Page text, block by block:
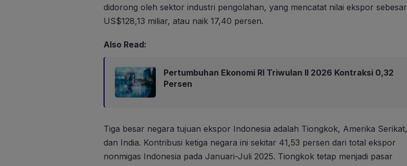
didorong oleh sektor industri pengolahan, yang mencatat nilai ekspor sebesar
US$128,13 miliar, atau naik 17,40 persen.
Also Read:
Pertumbuhan Ekonomi RI Triwulan II 2026 Kontraksi 0,32
Persen
Tiga besar negara tujuan ekspor Indonesia adalah Tiongkok, Amerika Serikat,
dan India. Kontribusi ketiga negara ini sekitar 41,53 persen dari total ekspor
nonmigas Indonesia pada Januari-Juli 2025. Tiongkok tetap menjadi pasar